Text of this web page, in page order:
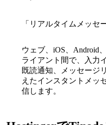
「リアルタイムメッセ
ウェブ、iOS、Android
ライアント間で、入力
既読通知、メッセージ
えたインスタントメッ
信します。